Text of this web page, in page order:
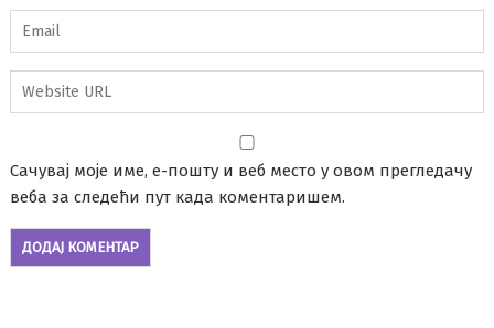
Сачувај моје име, е-пошту и веб место у овом прегледачу
веба за следећи пут када коментаришем.